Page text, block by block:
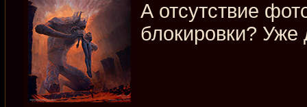
А отсутствие
блокировки?